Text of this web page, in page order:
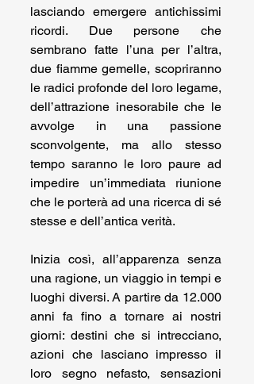
lasciando emergere antichissimi
ricordi. Due persone che
sembrano fatte l’una per l’altra,
due fiamme gemelle, scopriranno
le radici profonde del loro legame,
dell’attrazione inesorabile che le
avvolge in una passione
sconvolgente, ma allo stesso
tempo saranno le loro paure ad
impedire un’immediata riunione
che le porterà ad una ricerca di sé
stesse e dell’antica verità.
Inizia così, all’apparenza senza
una ragione, un viaggio in tempi e
luoghi diversi. A partire da 12.000
anni fa fino a tornare ai nostri
giorni: destini che si intrecciano,
azioni che lasciano impresso il
loro segno nefasto, sensazioni